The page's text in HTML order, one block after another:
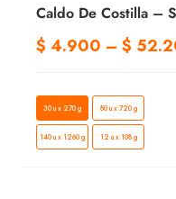
Caldo De Costilla –
$ 4.900 – $
30 u x 270 g 80 u x 720 g
140 u x 1260 g 12 u x 108 g